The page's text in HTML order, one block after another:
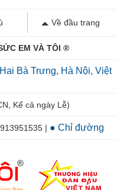
Về đầu trang
EM VÀ TÔI ®
Bà Trưng, Hà Nội, Việt
Kể cả ngày Lễ)
| ● Chỉ đường